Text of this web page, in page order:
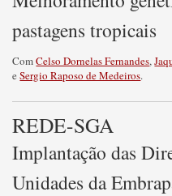
pastagens tropicais
ComCelso Dornelas Fernandes,
eSergio Raposo de Medeiros.
REDE-SGA
Implantação das
Unidades da